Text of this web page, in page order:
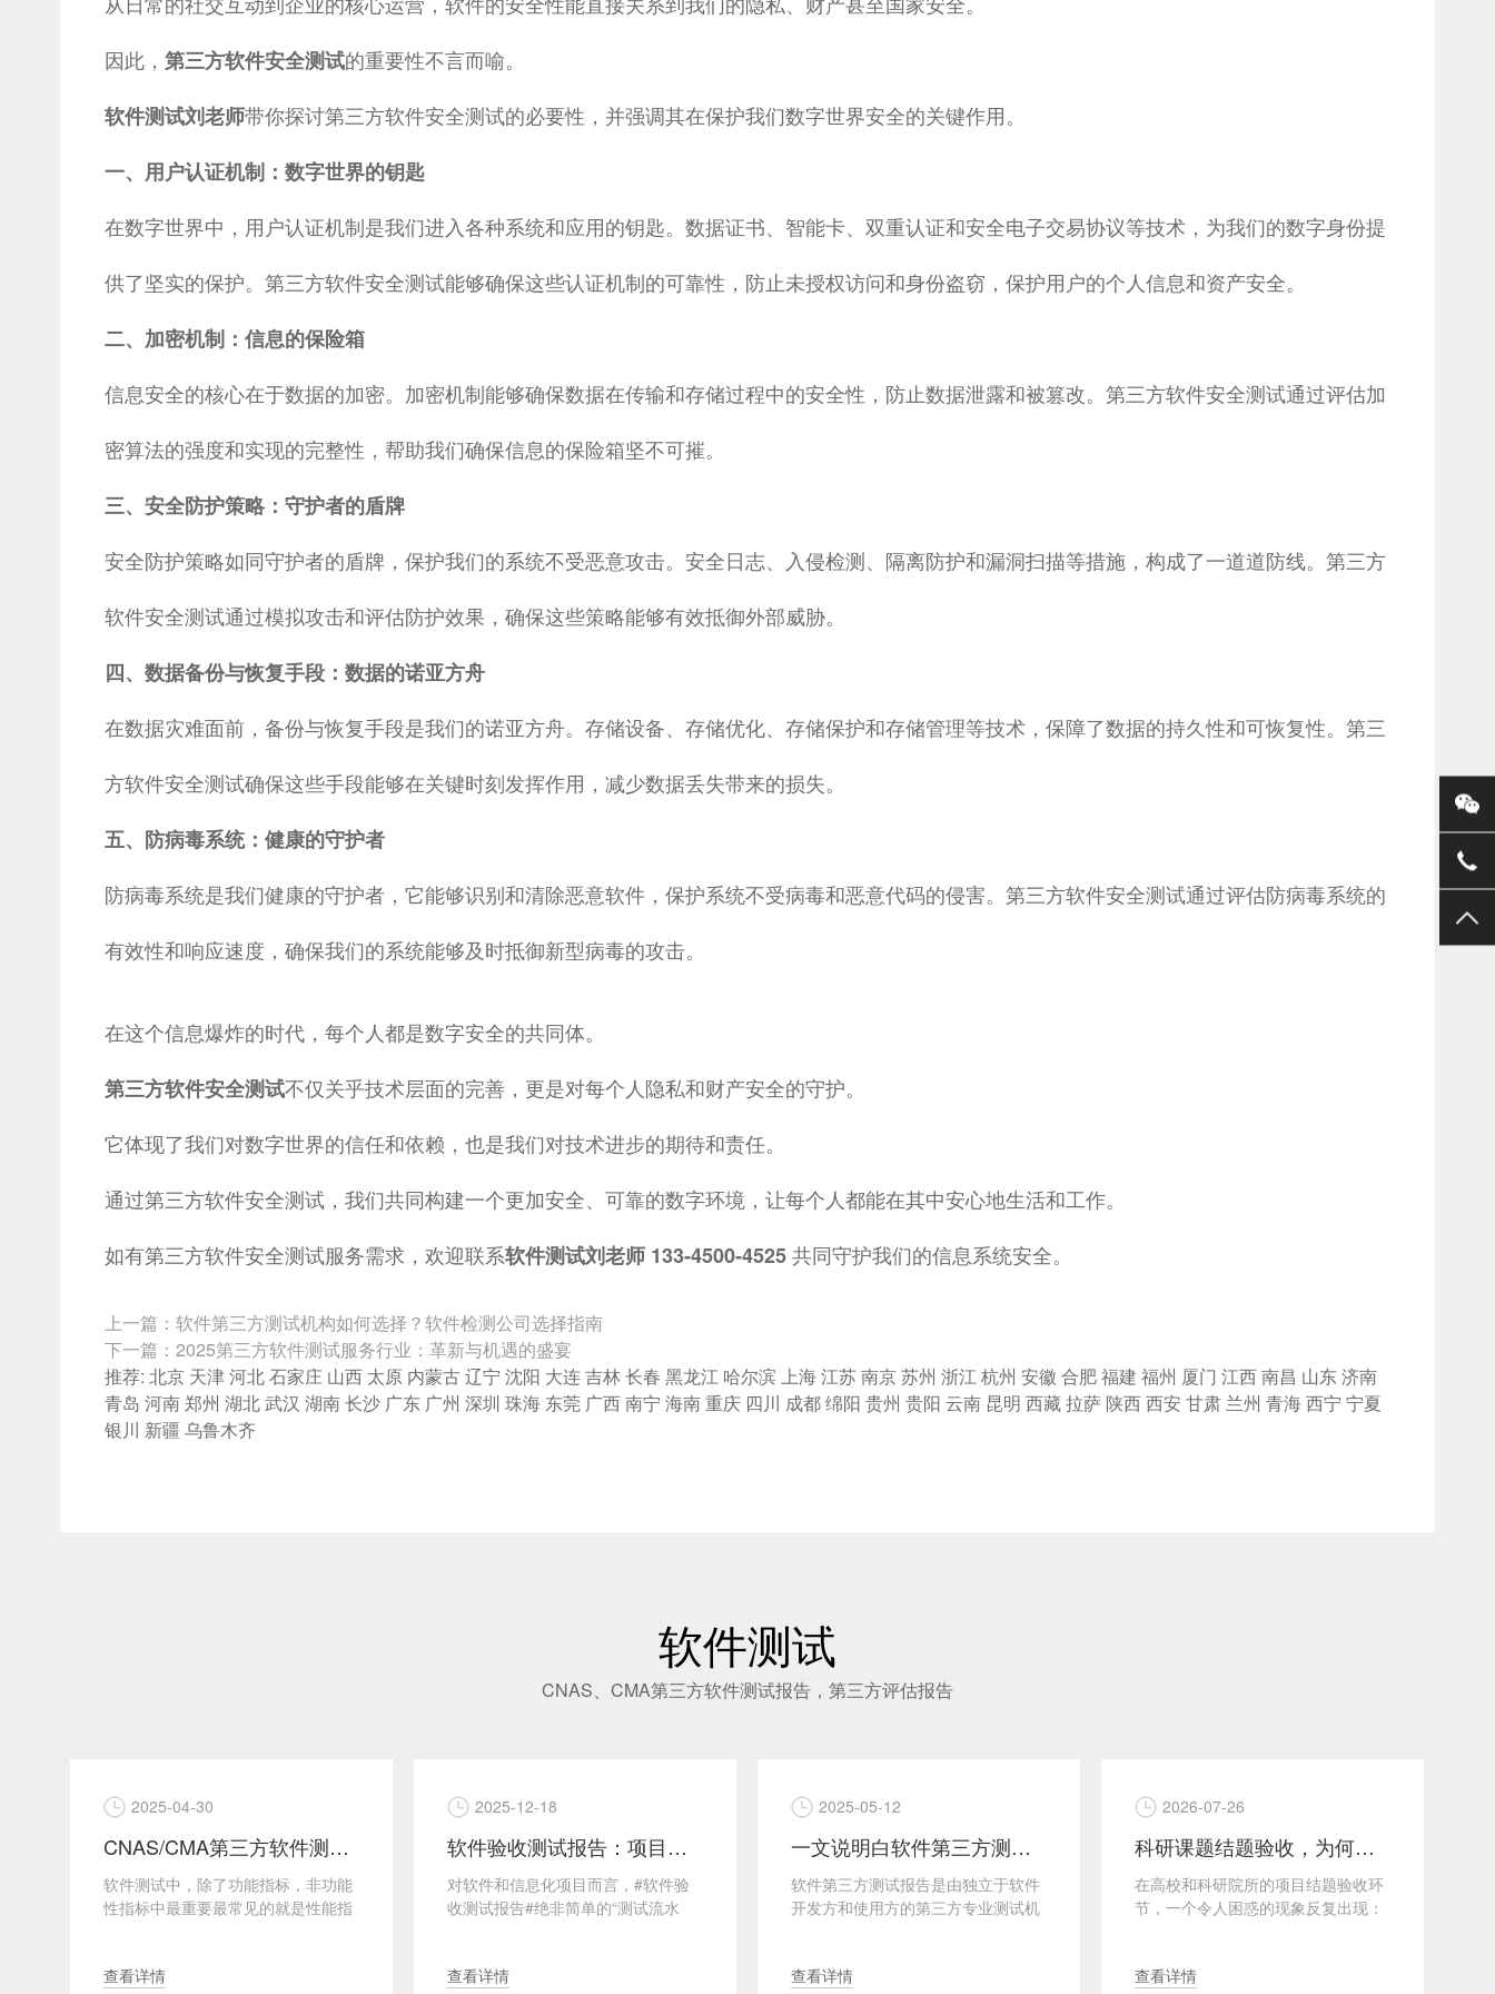
因此， 第三方软件安全测试的重要性不言而喻。
软件测试刘老师带你探讨第三方软件安全测试的必要性，并强调其在保护我们数字世界安全的关键作用。
一、用户认证机制：数字世界的钥匙
在数字世界中，用户认证机制是我们进入各种系统和应用的钥匙。数据证书、智能卡、双重认证和安全电子交易协议等技术，为我们的数字身份提
供了坚实的保护。第三方软件安全测试能够确保这些认证机制的可靠性，防止未授权访问和身份盗窃，保护用户的个人信息和资产安全。
二、加密机制：信息的保险箱
信息安全的核心在于数据的加密。加密机制能够确保数据在传输和存储过程中的安全性，防止数据泄露和被篡改。第三方软件安全测试通过评估加
密算法的强度和实现的完整性，帮助我们确保信息的保险箱坚不可摧。
三、安全防护策略：守护者的盾牌
安全防护策略如同守护者的盾牌，保护我们的系统不受恶意攻击。安全日志、入侵检测、隔离防护和漏洞扫描等措施，构成了一道道防线。第三方
软件安全测试通过模拟攻击和评估防护效果，确保这些策略能够有效抵御外部威胁。
四、数据备份与恢复手段：数据的诺亚方舟
在数据灾难面前，备份与恢复手段是我们的诺亚方舟。存储设备、存储优化、存储保护和存储管理等技术，保障了数据的持久性和可恢复性。第三
方软件安全测试确保这些手段能够在关键时刻发挥作用，减少数据丢失带来的损失。
五、防病毒系统：健康的守护者
防病毒系统是我们健康的守护者，它能够识别和清除恶意软件，保护系统不受病毒和恶意代码的侵害。第三方软件安全测试通过评估防病毒系统的
有效性和响应速度，确保我们的系统能够及时抵御新型病毒的攻击。
在这个信息爆炸的时代，每个人都是数字安全的共同体。
第三方软件安全测试不仅关乎技术层面的完善，更是对每个人隐私和财产安全的守护。
它体现了我们对数字世界的信任和依赖，也是我们对技术进步的期待和责任。
通过第三方软件安全测试，我们共同构建一个更加安全、可靠的数字环境，让每个人都能在其中安心地生活和工作。
如有第三方软件安全测试服务需求，欢迎联系软件测试刘老师 133-4500-4525共同守护我们的信息系统安全。
上一篇： 软件第三方测试机构如何选择？软件检测公司选择指南
下一篇： 2025第三方软件测试服务行业：革新与机遇的盛宴
推荐: 北京 天津河北石家庄 山西 太原 内蒙古辽宁 沈阳 大连吉林长春 黑龙江 哈尔滨上海江苏南京苏州 浙江杭州 安徽 合肥福建 福州 厦门 江西南昌 山东济南
青岛 河南郑州 湖北武汉 湖南长沙 广东 广州 深圳 珠海 东莞 广西南宁 海南重庆 四川 成都绵阳 贵州 贵阳 云南 昆明 西藏拉萨 陕西西安 甘肃 兰州 青海西宁 宁夏
银川 新疆 乌鲁木齐
软件测试
CNAS、CMA第三方软件测试报告，第三方评估报告
2025-04-30
CNAS/CMA第三方软件测试中性能测试具体包括哪些指标？
软件测试中，除了功能指标，非功能
性指标中最重要最常见的就是性能指
查看详情
2025-12-18
软件验收测试报告：项目交付的“技术终审书”关键点解析
对软件和信息化项目而言，#软件验
收测试报告#绝非简单的“测试流水
查看详情
2025-05-12
一文说明白软件第三方测试报告的内容和用途使用场景
软件第三方测试报告是由独立于软件
开发方和使用方的第三方专业测试机
查看详情
2026-07-26
科研课题结题验收，为何团队自测的软件测试报告总被专家"一票否决"？五大硬伤深度解析
在高校和科研院所的项目结题验收环
节，一个令人困惑的现象反复出现：
查看详情